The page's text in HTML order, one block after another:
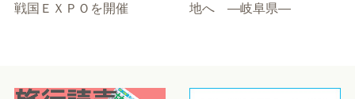
戦国ＥＸＰＯを開催
地へ ―岐阜県―